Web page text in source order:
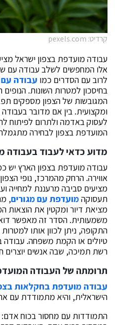
קרדיט: pexels.com
עבודה מועדפת בצפון ישראל
אלו המחפשים לשלב עבודה עם
לרוב עם הסדרים כמו עבודה עם
בחיסכון למטרות השונות. הנופים
המגובשות של הצפון מספקים
ומקצועית. בין אם מדובר
לעסוק באדמה ולתרום לפיתוח
המועדפת בצפון לבחירה
מדוע כדאי לעבוד בעבודה
עבודה מועדפת בצפון הארץ יש
אווירה. הרחק מהמרכז, נופי
מציעים סביבה מרעננת למחייה
תעסוקהמועדפת עם מגורים,
מציאת דיור ומקטין את הוצאות
משמעותית. הסדר זה מאפשר
התקופה, ניתן לכוון אותו
טיולים או הקמת משפחה. עבודה
רשת תמיכה, שבה אנשים יוצרים
תרומתה של העבודה
עבודה מועדפת בחקלאות
הישראלית, והיא מתמודדת עם
התמודדות עם מחסור בכוח אדם: